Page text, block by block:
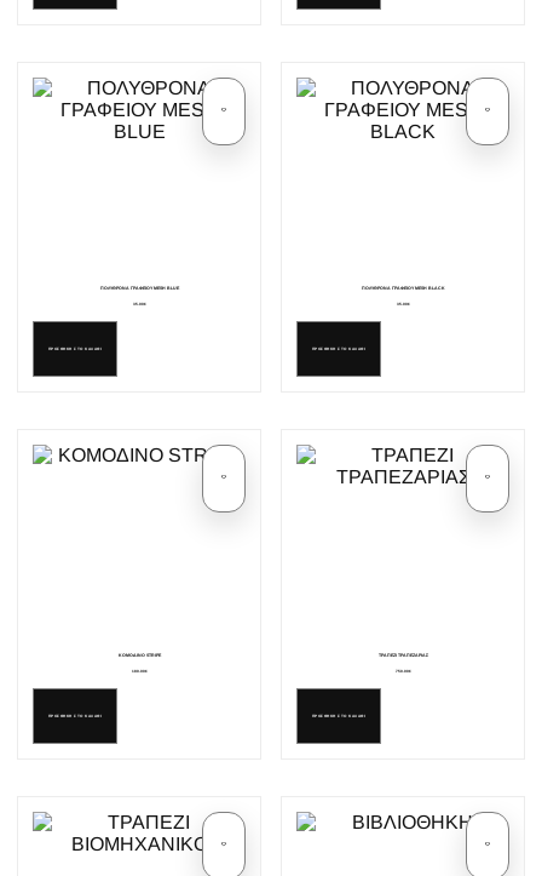
ΠΟΛΥΘΡΟΝΑ ΓΡΑΦΕΙΟΥ MESH BLUE
35.00€
ΠΡΟΣΘΗΚΗ ΣΤΟ ΚΑΛΑΘΙ
ΠΟΛΥΘΡΟΝΑ ΓΡΑΦΕΙΟΥ MESH BLACK
35.00€
ΠΡΟΣΘΗΚΗ ΣΤΟ ΚΑΛΑΘΙ
ΚΟΜΟΔΙΝΟ STRIPE
180.00€
ΠΡΟΣΘΗΚΗ ΣΤΟ ΚΑΛΑΘΙ
ΤΡΑΠΕΖΙ ΤΡΑΠΕΖΑΡΙΑΣ
750.00€
ΠΡΟΣΘΗΚΗ ΣΤΟ ΚΑΛΑΘΙ